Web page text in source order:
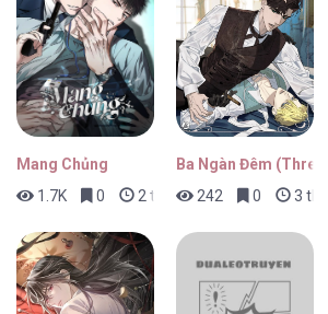
Báo Cáo Sếp Tôi [...] –
Báo Cáo Sếp Tôi [...] –
Mang Chủng
1.7K
0 2 tháng trước
Ba Ngàn Đêm
242
0 3